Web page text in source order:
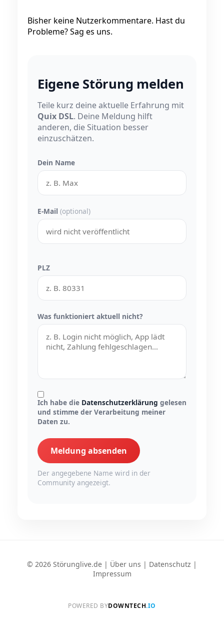
Bisher keine Nutzerkommentare. Hast du
Probleme? Sag es uns.
Eigene Störung melden
Teile kurz deine aktuelle Erfahrung mit
Quix DSL. Deine Meldung hilft
anderen, die Situation besser
einzuschätzen.
Dein Name
E-Mail (optional)
PLZ
Was funktioniert aktuell nicht?
Ich habe die Datenschutzerklärung gelesen
und stimme der Verarbeitung meiner
Daten zu.
Meldung absenden
Der angegebene Name wird in der
Community angezeigt.
© 2026 Störunglive.de | Über uns | Datenschutz |
Impressum
POWERED BYDOWNTECH.IO